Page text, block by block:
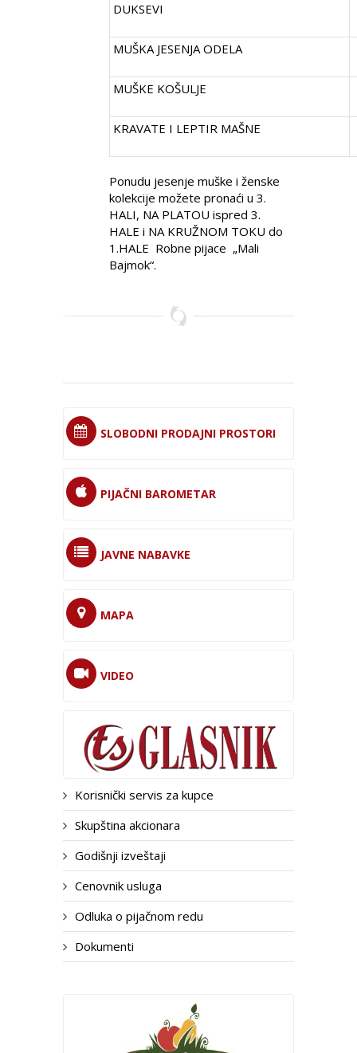
DUKSEVI
MUŠKA JESENJA ODELA
MUŠKE KOŠULJE
KRAVATE I LEPTIR MAŠNE
Ponudu jesenje muške i ženske
kolekcije možete pronaći u 3.
HALI, NA PLATOU ispred 3.
HALE i NA KRUŽNOM TOKU do
1.HALE Robne pijace „Mali
Bajmok“.
SLOBODNI PRODAJNI PROSTORI
PIJAČNI BAROMETAR
JAVNE NABAVKE
MAPA
VIDEO
Korisnički servis za kupce
Skupština akcionara
Godišnji izveštaji
Cenovnik usluga
Odluka o pijačnom redu
Dokumenti